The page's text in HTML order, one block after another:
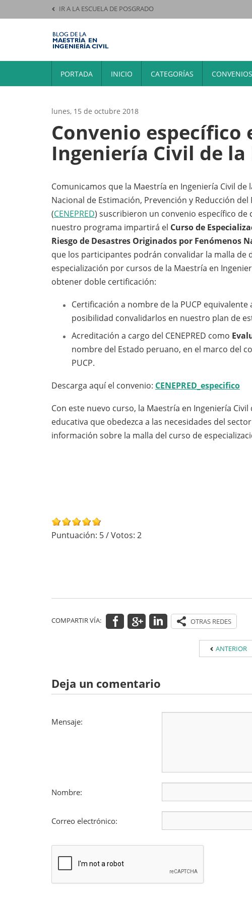
IR A LA ESCUELA DE POSGRADO
PORTADA INICIO CATEGORÍAS CONVENIOS
lunes, 15 de octubre 2018
Convenio
Ingeniería Civil de la
Comunicamos que la Maestría en Ingeniería Civil de
Nacional de Estimación, Prevención y Reducción del
(CENEPRED) suscribieron un convenio específico de
nuestro programa impartirá el Curso de
Riesgo de Desastres Originados por Fenómenos
que los participantes podrán convalidar la malla de
especialización por cursos de la Maestría en
obtener doble certificación:
Certificación a nombre de la PUCP equivalente
posibilidad convalidarlos en nuestro plan de
Acreditación a cargo del CENEPRED como
nombre del Estado peruano, en el marco del
PUCP.
Descarga aquí el convenio: CENEPRED_especifico
Con este nuevo curso, la Maestría en Ingeniería
educativa que obedezca a las necesidades del
información sobre la malla del curso de
Puntuación: 5/ Votos: 2
COMPARTIR VÍA:
ANTERIOR
Deja un comentario
Mensaje:
Nombre:
Correo electrónico: